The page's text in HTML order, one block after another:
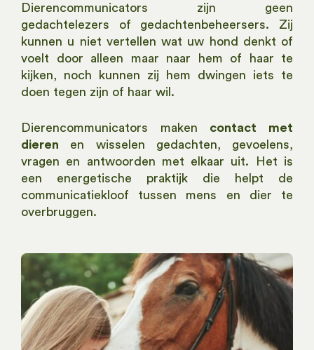
Dierencommunicators zijn geen
gedachtelezers of gedachtenbeheersers. Zij
kunnen u niet vertellen wat uw hond denkt of
voelt door alleen maar naar hem of haar te
kijken, noch kunnen zij hem dwingen iets te
doen tegen zijn of haar wil.
Dierencommunicators maken contact met
dieren en wisselen gedachten, gevoelens,
vragen en antwoorden met elkaar uit. Het is
een energetische praktijk die helpt de
communicatiekloof tussen mens en dier te
overbruggen.